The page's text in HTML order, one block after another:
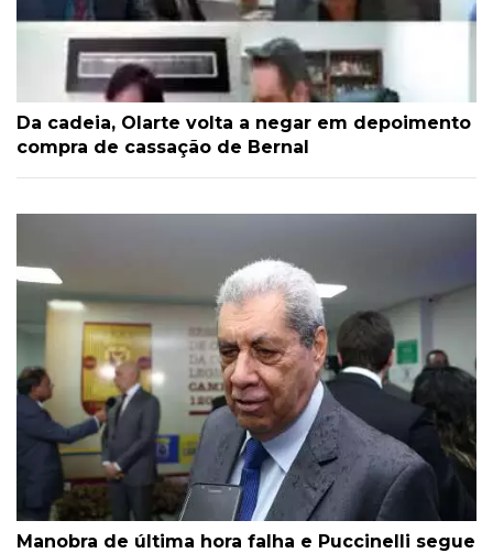
Da cadeia, Olarte volta a negar em depoimento
compra de cassação de Bernal
Manobra de última hora falha e Puccinelli segue